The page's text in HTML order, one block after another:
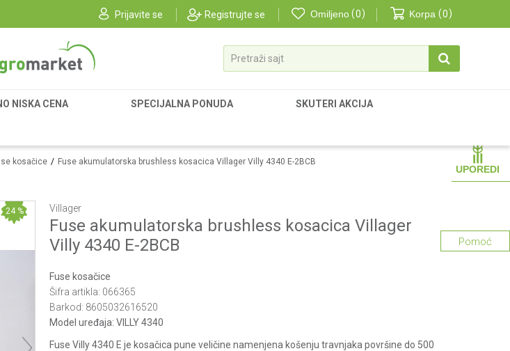
Prijavite se Registrujte se Omiljeno 0 Korpa 0
Pretraži sajt
NISKA CENA SPECIJALNA PONUDA SKUTERI AKCIJA
UPOREDI
kosačice Fuse akumulatorska brushless kosacica Villager Villy 4340 E-2BCB
24 % Villager
Fuse akumulatorska brushless kosacica Villager
Villy 4340 E-2BCB
Fuse kosačice
Šifra artikla: 066365
Barkod: 8605032616520
Model uređaja: VILLY 4340
Fuse Villy 4340 E je kosačica pune veličine namenjena košenju travnjaka površine do 500
Pomoć